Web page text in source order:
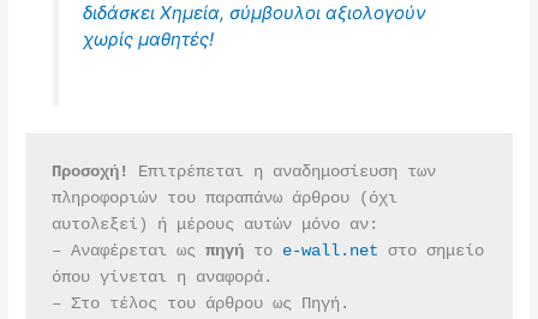
διδάσκει Χημεία, σύμβουλοι αξιολογούν
χωρίς μαθητές!
Προσοχή!
Επιτρέπεται η αναδημοσίευση των
πληροφοριών του παραπάνω άρθρου (όχι
αυτολεξεί) ή μέρους αυτών μόνο αν:
– Αναφέρεται ως πηγή το e-wall.net στο σημείο
όπου γίνεται η αναφορά.
– Στο τέλος του άρθρου ως Πηγή.